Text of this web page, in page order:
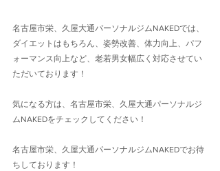
名古屋市栄、久屋大通パーソナルジムNAKEDでは、
ダイエットはもちろん、姿勢改善、体力向上、パフ
ォーマンス向上など、老若男女幅広く対応させてい
ただいております！
気になる方は、名古屋市栄、久屋大通パーソナルジ
ムNAKEDをチェックしてください！
名古屋市栄、久屋大通パーソナルジムNAKEDでお待
ちしております！